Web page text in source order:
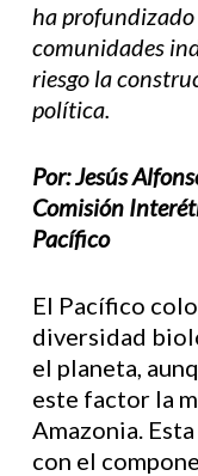
ha
comunidades
riesgo la
política.
Por: Jesús
Comisión
Pacífico
El Pacífico
diversidad
el planeta,
este factor la
Amazonia.
con el